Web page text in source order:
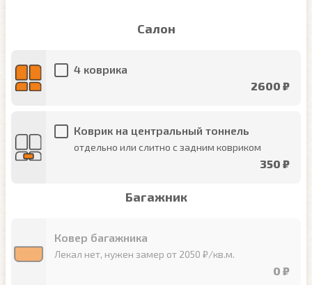
Салон
4 коврика
2600 ₽
Коврик на центральный тоннель
отдельно или слитно с задним ковриком
350 ₽
Багажник
Ковер багажника
Лекал нет, нужен замер от 2050 ₽/кв.м.
0 ₽